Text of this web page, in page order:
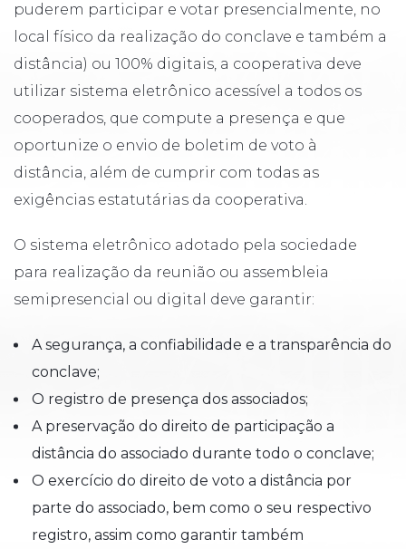
puderem participar e votar presencialmente, no
local físico da realização do conclave e também a
distância) ou 100% digitais, a cooperativa deve
utilizar sistema eletrônico acessível a todos os
cooperados, que compute a presença e que
oportunize o envio de boletim de voto à
distância, além de cumprir com todas as
exigências estatutárias da cooperativa.
O sistema eletrônico adotado pela sociedade
para realização da reunião ou assembleia
semipresencial ou digital deve garantir:
A segurança, a confiabilidade e a transparência do
conclave;
O registro de presença dos associados;
A preservação do direito de participação a
distância do associado durante todo o conclave;
O exercício do direito de voto a distância por
parte do associado, bem como o seu respectivo
registro, assim como garantir também